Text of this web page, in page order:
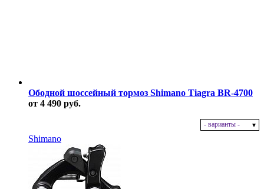
Ободной шоссейный тормоз Shimano Tiagra BR-4700
от 4 490 руб.
- варианты -
Shimano